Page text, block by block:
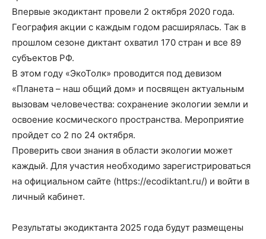
Впервые экодиктант провели 2 октября 2020 года.
География акции с каждым годом расширялась. Так в
прошлом сезоне диктант охватил 170 стран и все 89
субъектов РФ.
В этом году «ЭкоТолк» проводится под девизом
«Планета – наш общий дом» и посвящен актуальным
вызовам человечества: сохранение экологии земли и
освоение космического пространства. Мероприятие
пройдет со 2 по 24 октября.
Проверить свои знания в области экологии может
каждый. Для участия необходимо зарегистрироваться
на официальном сайте (https://ecodiktant.ru/) и войти в
личный кабинет.
Результаты экодиктанта 2025 года будут размещены